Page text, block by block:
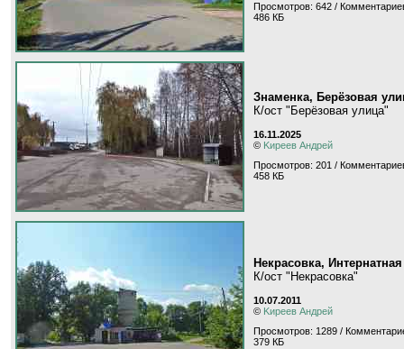
Просмотров: 642 /
486 КБ
Знаменка, Берёзовая
К/ост "Берёзовая улица"
16.11.2025
© Kиpeeв Aндpeй
Просмотров: 201 /
458 КБ
Некрасовка,
К/ост "Некрасовка"
10.07.2011
© Kиpeeв Aндpeй
Просмотров: 1289 /
379 КБ